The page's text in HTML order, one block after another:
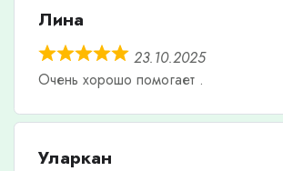
Лина
23.10.2025
Очень хорошо помогает .
Уларкан